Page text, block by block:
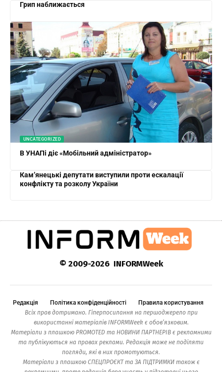
Грип наближається
UNCATEGORIZED
В УНАПі діє «Мобільний адміністратор»
Кам’янецькі депутати виступили проти ескалації
конфлікту та розколу України
© 2009-2026 INFORMWeek
Редакція Політика конфіденційності
Правила користування
Всіх прав дотримано. Гіперпосилання на першоджерело при
використанні матеріалів INFORMWeek є обов’язковим.
Матеріали з плашкою PROMOTED та НОВИНИ ПАРТНЕРІВ є рекламними
та публікуються на правах реклами. Редакція може не поділяти
погляди, які в них промотуються.
Матеріали з плашкою СПЕЦПРОЄКТ та ЗА ПІДТРИМКИ також є